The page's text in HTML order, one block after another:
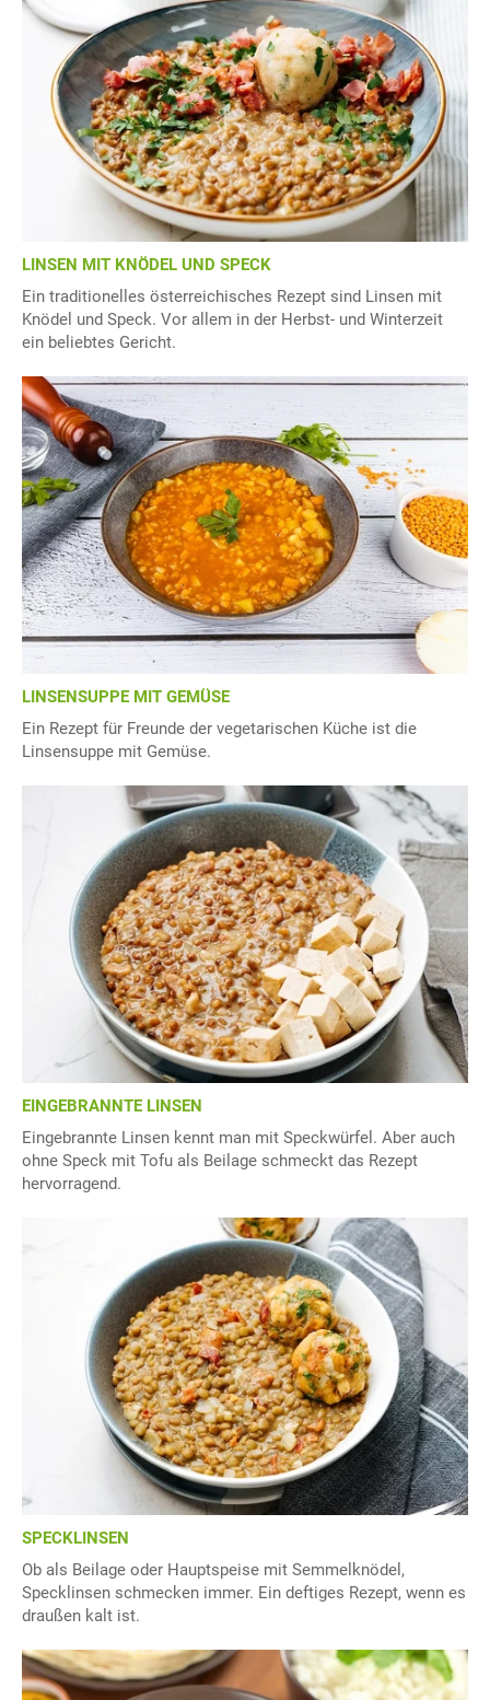
LINSEN MIT KNÖDEL UND SPECK
Ein traditionelles österreichisches Rezept sind Linsen mit
Knödel und Speck. Vor allem in der Herbst- und Winterzeit
ein beliebtes Gericht.
LINSENSUPPE MIT GEMÜSE
Ein Rezept für Freunde der vegetarischen Küche ist die
Linsensuppe mit Gemüse.
EINGEBRANNTE LINSEN
Eingebrannte Linsen kennt man mit Speckwürfel. Aber auch
ohne Speck mit Tofu als Beilage schmeckt das Rezept
hervorragend.
SPECKLINSEN
Ob als Beilage oder Hauptspeise mit Semmelknödel,
Specklinsen schmecken immer. Ein deftiges Rezept, wenn es
draußen kalt ist.